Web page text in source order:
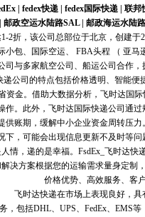
| fedex快递| fedex国际快递| 联邦
邮政空运水陆路SAL| 邮政海运水陆路
2折，该公司总部位于北京，创建
包、国际空运、 FBA头程 （ 亚
司与多家航空公司、船运公司合作
公司的特点包括价格透明、智能
资金。借助大数据分析，飞时达国
作。此外，飞时达国际快递公司通
账期，缓解中小企业资金周转压
下，可能会出现信息更新不及时等
情，递的是幸福。FsdEx_飞时达
解决方案根据您的运输需求量身定制
价格优势、高效服务、客
飞时达快递在市场上表现良好，
，包括DHL、UPS、FedEx、EMS